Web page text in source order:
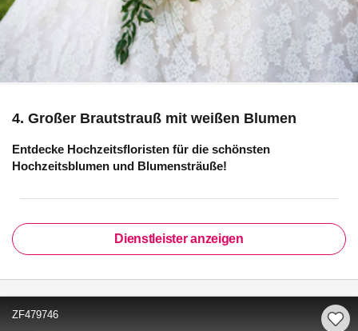
4. Großer Brautstrauß mit weißen Blumen
Entdecke Hochzeitsfloristen für die schönsten
Hochzeitsblumen und Blumensträuße!
Dienstleister anzeigen
ZF479746